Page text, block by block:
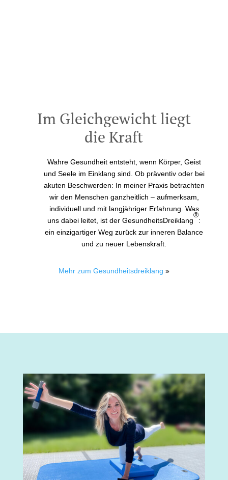
Im Gleichgewicht liegt
die Kraft
Wahre Gesundheit entsteht, wenn Körper, Geist
und Seele im Einklang sind. Ob präventiv oder bei
akuten Beschwerden: In meiner Praxis betrachten
wir den Menschen ganzheitlich – aufmerksam,
individuell und mit langjähriger Erfahrung. Was
uns dabei leitet, ist der GesundheitsDreiklang
®
:
ein einzigartiger Weg zurück zur inneren Balance
und zu neuer Lebenskraft.
Mehr zum Gesundheitsdreiklang »